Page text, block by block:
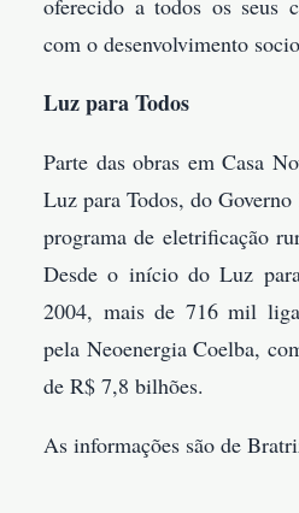
com o desenvolvimento
Luz para Todos
Parte das obras em Casa
Luz para Todos, do
programa de eletrificação
Desde o início do Luz
2004, mais de 716 mil
pela Neoenergia Coelba,
de R$ 7,8 bilhões.
As informações são de